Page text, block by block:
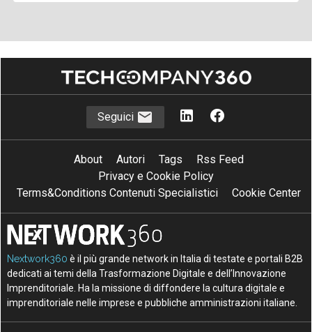
Seguici
About Autori Tags
Rss Feed
Privacy e Cookie Policy
Terms&Conditions Contenuti Specialistici
Cookie Center
Nextwork360 è il più grande network in Italia di testate e portali B2B
dedicati ai temi della Trasformazione Digitale e dell’Innovazione
Imprenditoriale. Ha la missione di diffondere la cultura digitale e
imprenditoriale nelle imprese e pubbliche amministrazioni italiane.